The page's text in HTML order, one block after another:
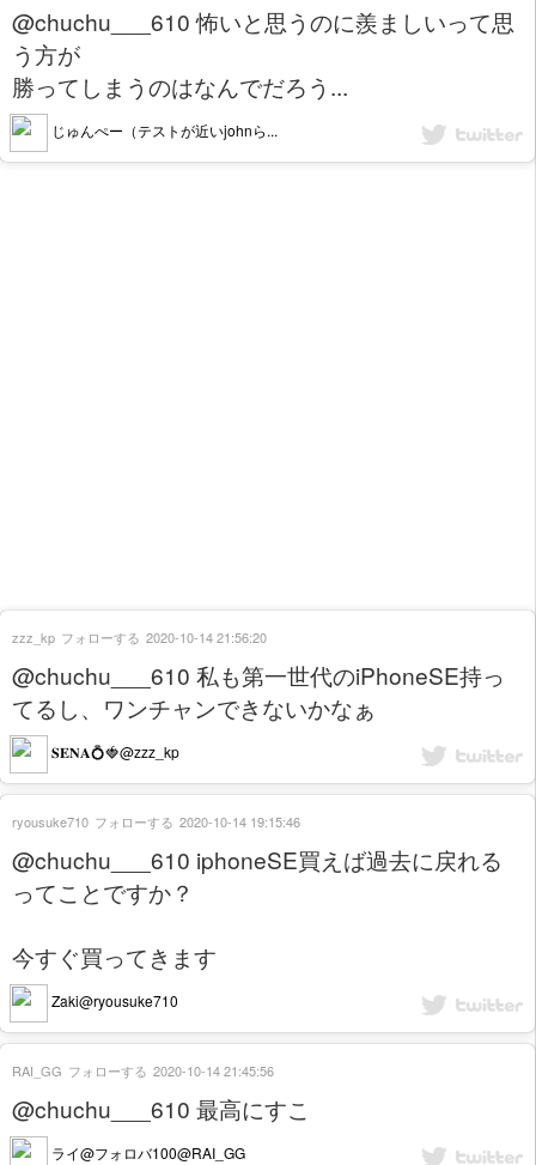
@chuchu___610 怖いと思うのに羨ましいって思
う方が
勝ってしまうのはなんでだろう...
じゅんぺー（テストが近いjohnら...
@chuchu___610 私も第一世代のiPhoneSE持っ
てるし、ワンチャンできないかなぁ
𝐒𝐄𝐍𝐀💍🍓@zzz_kp
zzz_kp フォローする 2020-10-14 21:56:20
@chuchu___610 iphoneSE買えば過去に戻れる
ってことですか？
今すぐ買ってきます
Zaki@ryousuke710
ryousuke710 フォローする 2020-10-14 19:15:46
@chuchu___610 最高にすこ
ライ@フォロバ100@RAI_GG
RAI_GG フォローする 2020-10-14 21:45:56